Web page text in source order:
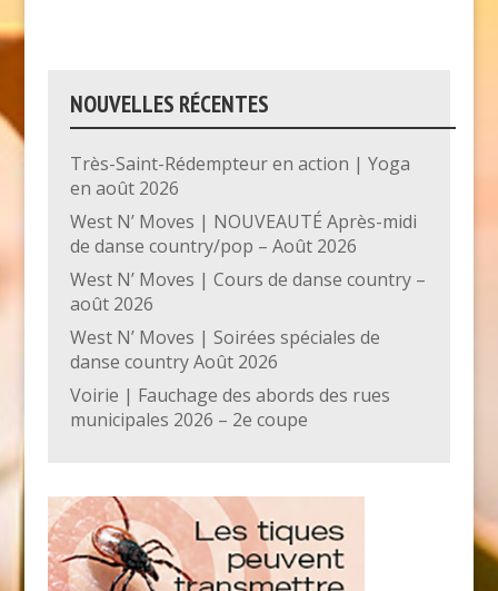
NOUVELLES RÉCENTES
Très-Saint-Rédempteur en action | Yoga
en août 2026
West N’ Moves | NOUVEAUTÉ Après-midi
de danse country/pop – Août 2026
West N’ Moves | Cours de danse country –
août 2026
West N’ Moves | Soirées spéciales de
danse country Août 2026
Voirie | Fauchage des abords des rues
municipales 2026 – 2e coupe